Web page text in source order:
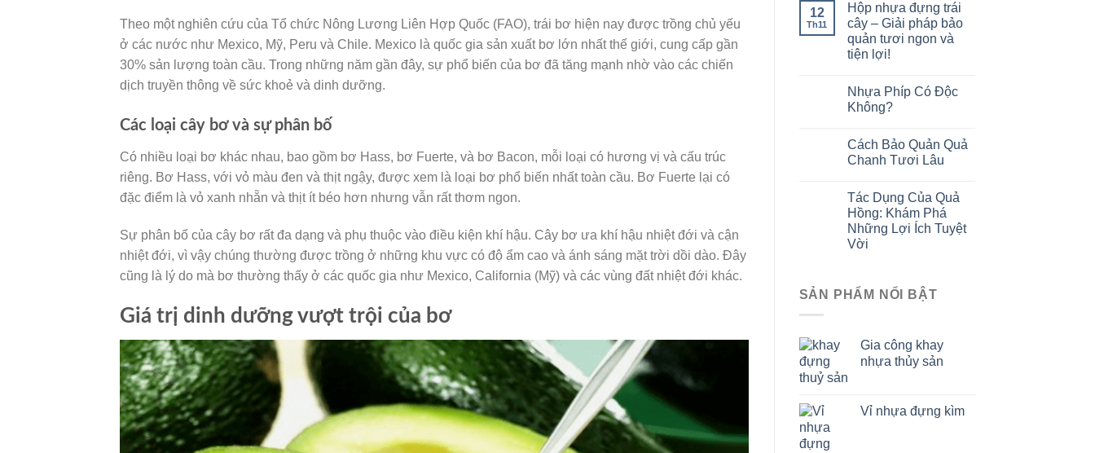
Theo một nghiên cứu của Tổ chức Nông Lương Liên Hợp Quốc (FAO), trái bơ hiện nay được trồng chủ yếu
ở các nước như Mexico, Mỹ, Peru và Chile. Mexico là quốc gia sản xuất bơ lớn nhất thế giới, cung cấp gần
30% sản lượng toàn cầu. Trong những năm gần đây, sự phổ biến của bơ đã tăng mạnh nhờ vào các chiến
dịch truyền thông về sức khoẻ và dinh dưỡng.
Các loại cây bơ và sự phân bố
Có nhiều loại bơ khác nhau, bao gồm bơ Hass, bơ Fuerte, và bơ Bacon, mỗi loại có hương vị và cấu trúc
riêng. Bơ Hass, với vỏ màu đen và thịt ngậy, được xem là loại bơ phổ biến nhất toàn cầu. Bơ Fuerte lại có
đặc điểm là vỏ xanh nhẵn và thịt ít béo hơn nhưng vẫn rất thơm ngon.
Sự phân bố của cây bơ rất đa dạng và phụ thuộc vào điều kiện khí hậu. Cây bơ ưa khí hậu nhiệt đới và cận
nhiệt đới, vì vậy chúng thường được trồng ở những khu vực có độ ẩm cao và ánh sáng mặt trời dồi dào. Đây
cũng là lý do mà bơ thường thấy ở các quốc gia như Mexico, California (Mỹ) và các vùng đất nhiệt đới khác.
Giá trị dinh dưỡng vượt trội của bơ
12
Th11
Hộp nhựa đựng trái
cây – Giải pháp bảo
quản tươi ngon và
tiện lợi!
Nhựa Phíp Có Độc
Không?
Cách Bảo Quản Quả
Chanh Tươi Lâu
Tác Dụng Của Quả
Hồng: Khám Phá
Những Lợi Ích Tuyệt
Vời
SẢN PHẨM NỔI BẬT
Gia công khay
nhựa thủy sản
Vỉ nhựa đựng kìm